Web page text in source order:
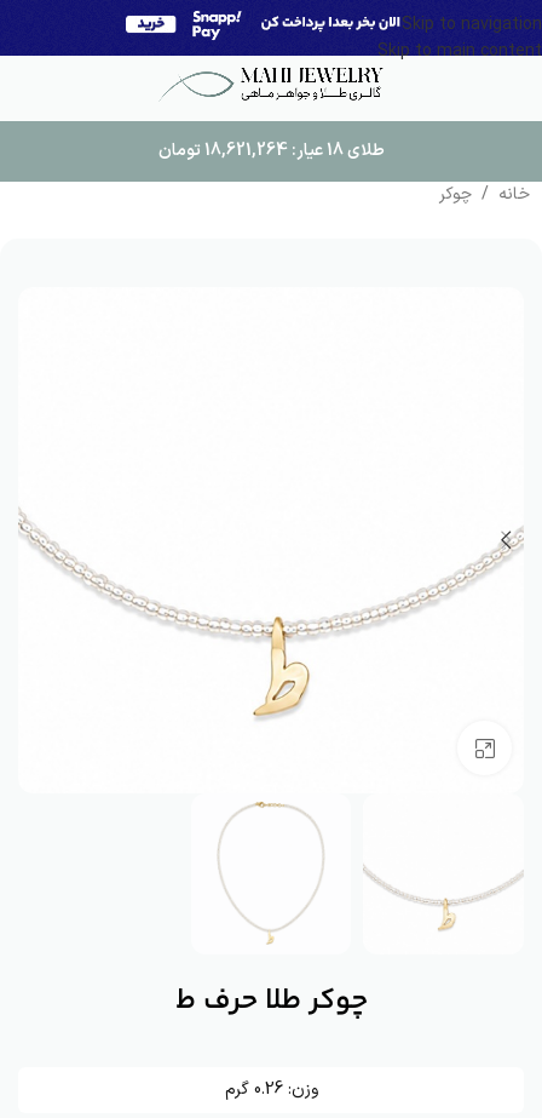
Skip to navigation
Skip to main content
طلای 18 عیار: 18,621,264 تومان
خانه / چوکر
چوکر طلا حرف ط
وزن: 0.26 گرم